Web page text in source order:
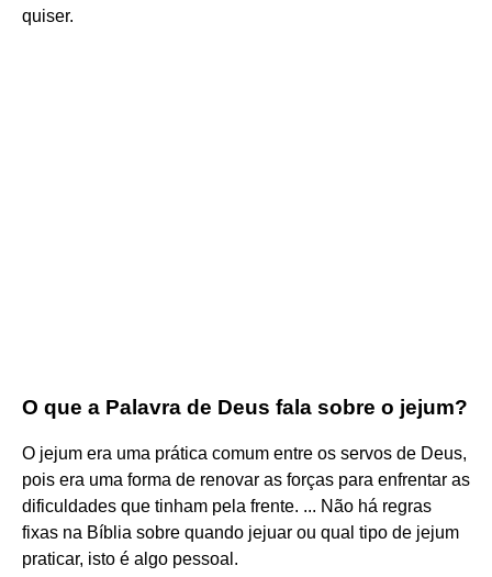
quiser.
O que a Palavra de Deus fala sobre o jejum?
O jejum era uma prática comum entre os servos de Deus,
pois era uma forma de renovar as forças para enfrentar as
dificuldades que tinham pela frente. ... Não há regras
fixas na Bíblia sobre quando jejuar ou qual tipo de jejum
praticar, isto é algo pessoal.